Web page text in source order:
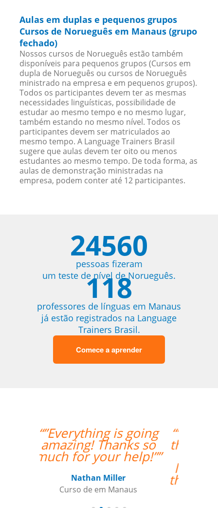
Aulas em duplas e pequenos grupos
Cursos de Norueguês em Manaus (grupo
fechado)
Nossos cursos de Norueguês estão também
disponíveis para pequenos grupos (Cursos em
dupla de Norueguês ou cursos de Norueguês
ministrado na empresa e em pequenos grupos).
Todos os participantes devem ter as mesmas
necessidades linguísticas, possibilidade de
estudar ao mesmo tempo e no mesmo lugar,
também estando no mesmo nível. Todos os
participantes devem ser matriculados ao
mesmo tempo. A Language Trainers Brasil
sugere que aulas devem ter oito ou menos
estudantes ao mesmo tempo. De toda forma, as
aulas de demonstração ministradas na
empresa, podem conter até 12 participantes.
24560
pessoas fizeram
um teste de nível de Norueguês.
118
professores de línguas em Manaus
já estão registrados na Language
Trainers Brasil.
Comece a aprender
“”Amazing how quickly
the two weeks went by
and tomorrow is my
last day with Milena. I
thoroughly enjoyed my
classes and would
recommend her